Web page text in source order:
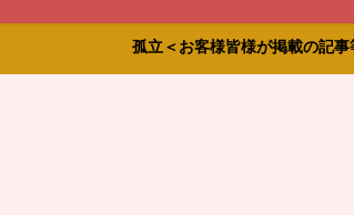
孤立＜お客様皆様が掲載の記